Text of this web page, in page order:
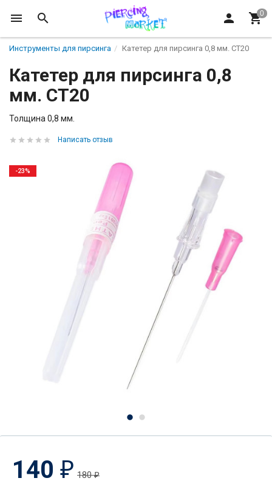
Инструменты для пирсинга Катетер для пирсинга 0,8 мм. СT20
Катетер для пирсинга 0,8
мм. СT20
Толщина 0,8 мм. ​
Написать отзыв
-23%
140 ₽ 180₽